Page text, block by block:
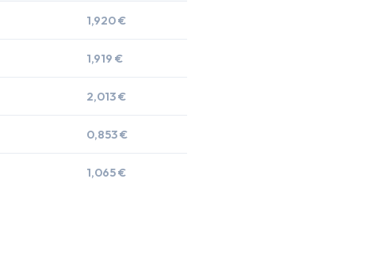
1,920 €
1,919 €
2,013 €
0,853 €
1,065 €